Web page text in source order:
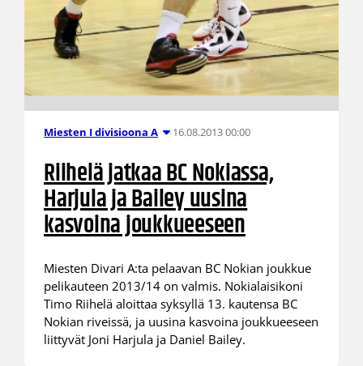
Miesten I divisioona A 16.08.2013 00:00
Riihelä jatkaa BC Nokiassa,
Harjula ja Bailey uusina
kasvoina joukkueeseen
Miesten Divari A:ta pelaavan BC Nokian joukkue
pelikauteen 2013/14 on valmis. Nokialaisikoni
Timo Riihelä aloittaa syksyllä 13. kautensa BC
Nokian riveissä, ja uusina kasvoina joukkueeseen
liittyvät Joni Harjula ja Daniel Bailey.